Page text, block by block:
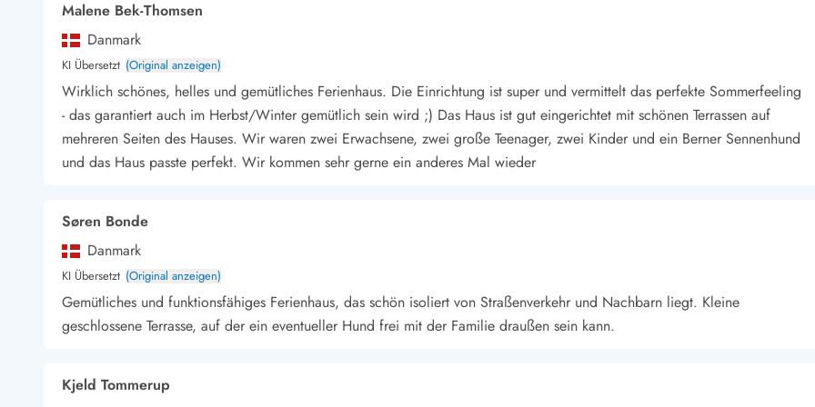
Malene Bek-Thomsen
Danmark
KI Übersetzt (Original anzeigen)
Wirklich schönes, helles und gemütliches Ferienhaus. Die Einrichtung ist super und vermittelt das perfekte Sommerfeeling
- das garantiert auch im Herbst/Winter gemütlich sein wird ;) Das Haus ist gut eingerichtet mit schönen Terrassen auf
mehreren Seiten des Hauses. Wir waren zwei Erwachsene, zwei große Teenager, zwei Kinder und ein Berner Sennenhund
und das Haus passte perfekt. Wir kommen sehr gerne ein anderes Mal wieder
Søren Bonde
Danmark
KI Übersetzt (Original anzeigen)
Gemütliches und funktionsfähiges Ferienhaus, das schön isoliert von Straßenverkehr und Nachbarn liegt. Kleine
geschlossene Terrasse, auf der ein eventueller Hund frei mit der Familie draußen sein kann.
Kjeld Tommerup